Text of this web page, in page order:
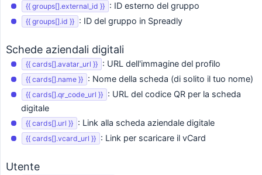
{{ groups[].external_id }} : ID esterno del gruppo
{{ groups[].id }} : ID del gruppo in Spreadly
Schede aziendali digitali
{{ cards[].avatar_url }} : URL dell'immagine del profilo
{{ cards[].name }} : Nome della scheda (di solito il tuo nome)
{{ cards[].qr_code_url }} : URL del codice QR per la scheda
digitale
{{ cards[].url }} : Link alla scheda aziendale digitale
{{ cards[].vcard_url }} : Link per scaricare il vCard
Utente